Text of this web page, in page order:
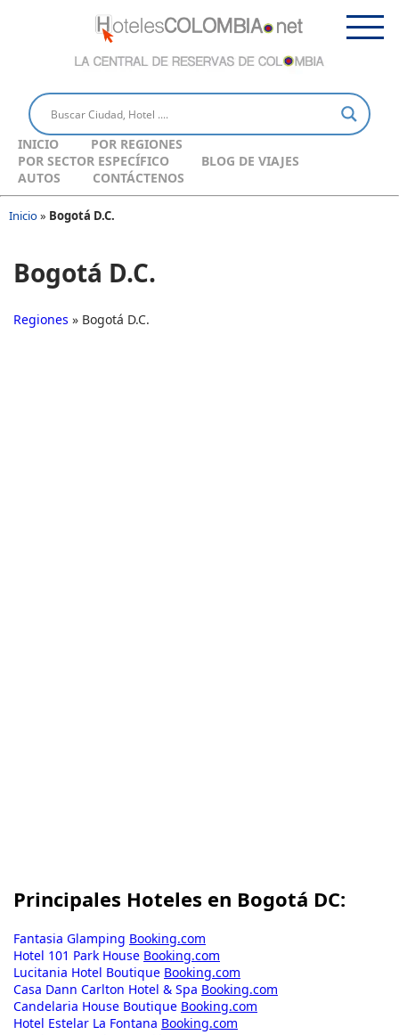
INICIO
POR REGIONES
POR SECTOR ESPECÍFICO
BLOG DE VIAJES
AUTOS
CONTÁCTENOS
Inicio» Bogotá D.C.
Bogotá D.C.
Regiones » Bogotá D.C.
Principales Hoteles en Bogotá DC:
Fantasia Glamping Booking.com
Hotel 101 Park House Booking.com
Lucitania Hotel Boutique Booking.com
Casa Dann Carlton Hotel & Spa Booking.com
Candelaria House Boutique Booking.com
Hotel Estelar La Fontana Booking.com